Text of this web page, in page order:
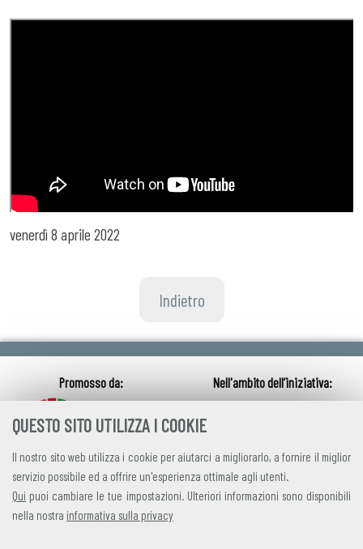
QUESTO SITO UTILIZZA I COOKIE
Il nostro sito web utilizza i cookie per aiutarci a migliorarlo, a fornire il miglior
servizio possibile ed a offrire un'esperienza ottimale agli utenti.
Qui puoi cambiare le tue impostazioni. Ulteriori informazioni sono disponibili
nella nostra informativa sulla privacy
venerdì 8 aprile 2022
Indietro